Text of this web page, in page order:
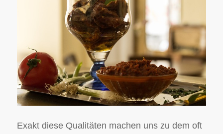
Exakt diese Qualitäten machen uns zu dem oft